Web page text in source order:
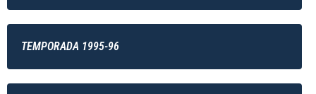
TEMPORADA 1995-96